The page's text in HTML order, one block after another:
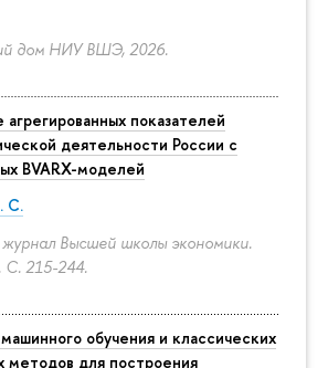
дом НИУ ВШЭ, 2026.
показателей
деятельности России с
BVARX-моделей
С.
Высшей школы экономики.
С. 215-244.
обучения и классических
методов для построения